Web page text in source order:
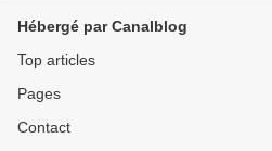
Hébergé par Canalblog
Top articles
Pages
Contact